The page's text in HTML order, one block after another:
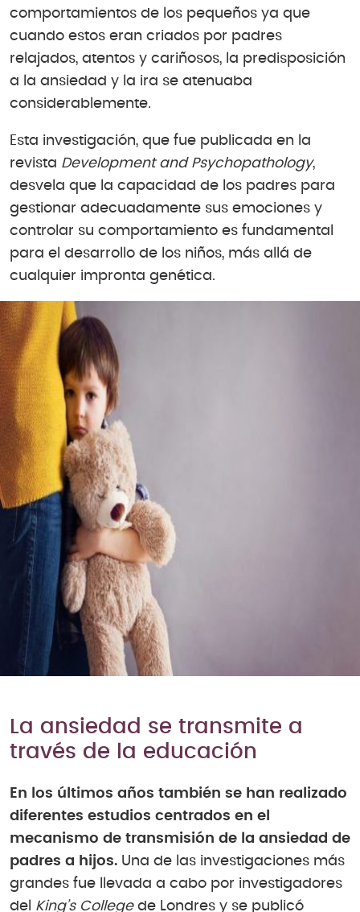
comportamientos de los pequeños ya que
cuando estos eran criados por padres
relajados, atentos y cariñosos, la predisposición
a la ansiedad y la ira se atenuaba
considerablemente.
Esta investigación, que fue publicada en la
revista Development and Psychopathology,
desvela que la capacidad de los padres para
gestionar adecuadamente sus emociones y
controlar su comportamiento es fundamental
para el desarrollo de los niños, más allá de
cualquier impronta genética.
La ansiedad se transmite a
través de la educación
En los últimos años también se han realizado
diferentes estudios centrados en el
mecanismo de transmisión de la ansiedad de
padres a hijos. Una de las investigaciones más
grandes fue llevada a cabo por investigadores
del King’s Collegede Londres y se publicó